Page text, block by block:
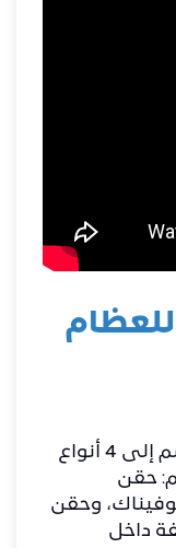
أقوى حقن مسكن للعظام تنقسم إلى 4 أنواع
حقن
وحقن
داخل